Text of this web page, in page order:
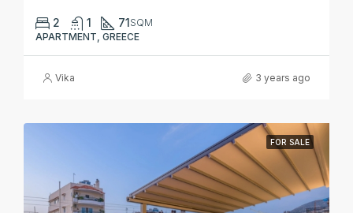
2 1 71SQM
APARTMENT, GREECE
Vika 3 years ago
FOR SALE